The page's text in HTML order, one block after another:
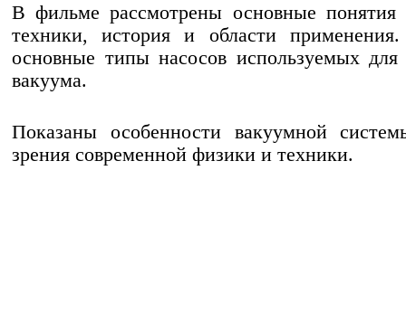
В фильме рассмотрены основные понятия
техники, история и области
основные типы насосов используемых для
вакуума.
Показаны особенности вакуумной
зрения современной физики и техники.